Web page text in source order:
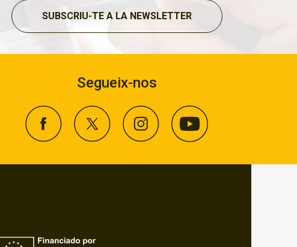
SUBSCRIU-TE A LA NEWSLETTER
Segueix-nos